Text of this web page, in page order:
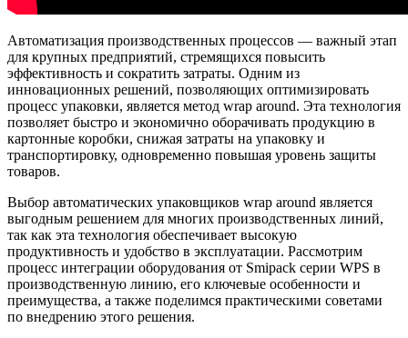
Автоматизация производственных процессов — важный этап
для крупных предприятий, стремящихся повысить
эффективность и сократить затраты. Одним из
инновационных решений, позволяющих оптимизировать
процесс упаковки, является метод wrap around. Эта технология
позволяет быстро и экономично оборачивать продукцию в
картонные коробки, снижая затраты на упаковку и
транспортировку, одновременно повышая уровень защиты
товаров.
Выбор автоматических упаковщиков wrap around является
выгодным решением для многих производственных линий,
так как эта технология обеспечивает высокую
продуктивность и удобство в эксплуатации. Рассмотрим
процесс интеграции оборудования от Smipack серии WPS в
производственную линию, его ключевые особенности и
преимущества, а также поделимся практическими советами
по внедрению этого решения.